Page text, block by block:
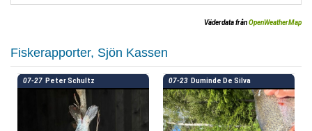
Väderdata frånOpenWeatherMap
Fiskerapporter, Sjön Kassen
07-27 Peter Schultz 07-23 Duminde De Silva